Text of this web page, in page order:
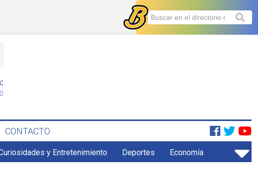
CONTACTO
y Entretenimiento Deportes Economía